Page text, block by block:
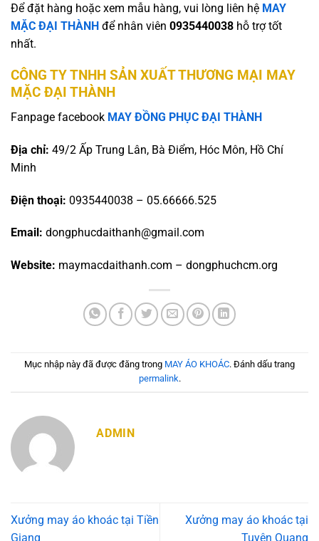
Để đặt hàng hoặc xem mẫu hàng, vui lòng liên hệ MAY
MẶC ĐẠI THÀNH để nhân viên 0935440038 hỗ trợ tốt
nhất.
CÔNG TY TNHH SẢN XUẤT THƯƠNG MẠI MAY
MẶC ĐẠI THÀNH
Fanpage facebook MAY ĐỒNG PHỤC ĐẠI THÀNH
Địa chỉ: 49/2 Ấp Trung Lân, Bà Điểm, Hóc Môn, Hồ Chí
Minh
Điện thoại: 0935440038 – 05.66666.525
Email: dongphucdaithanh@gmail.com
Website: maymacdaithanh.com – dongphuchcm.org
Mục nhập này đã được đăng trong MAY ÁO KHOÁC. Đánh dấu trang
permalink.
ADMIN
Xưởng may áo khoác tại Tiền
Giang
Xưởng may áo khoác tại
Tuyên Quang